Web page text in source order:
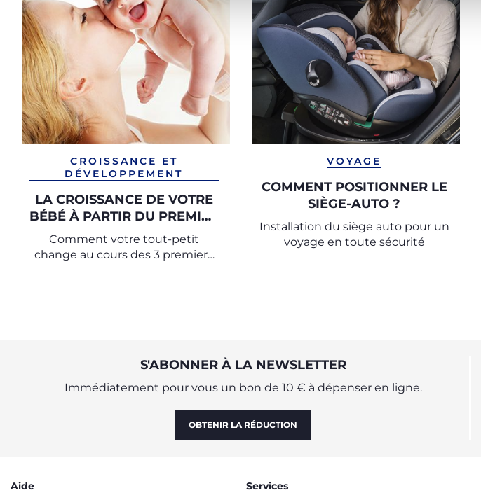
CROISSANCE ET
DÉVELOPPEMENT
LA CROISSANCE DE VOTRE
BÉBÉ À PARTIR DU PREMIER
MOIS
Comment votre tout-petit
change au cours des 3 premiers
VOYAGE
COMMENT POSITIONNER LE
SIÈGE-AUTO ?
Installation du siège auto pour un
voyage en toute sécurité
S'ABONNER À LA NEWSLETTER
Immédiatement pour vous un bon de 10 € à dépenser en ligne.
OBTENIR LA RÉDUCTION
Aide
Services